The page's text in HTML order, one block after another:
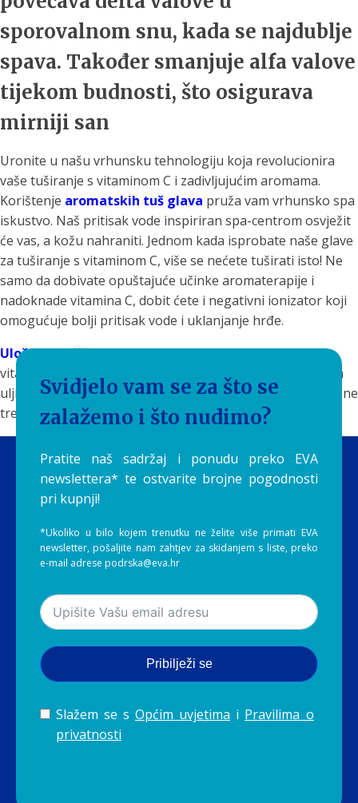
sporovalnom snu, kada se najdublje
spava. Također smanjuje alfa valove
tijekom budnosti, što osigurava
mirniji san
Uronite u našu vrhunsku tehnologiju koja revolucionira
vaše tuširanje s vitaminom C i zadivljujućim aromama.
Korištenje aromatskih tuš glava pruža vam vrhunsko spa
iskustvo. Naš pritisak vode inspiriran spa-centrom osvježit
će vas, a kožu nahraniti. Jednom kada isprobate naše glave
za tuširanje s vitaminom C, više se nećete tuširati isto! Ne
samo da dobivate opuštajuće učinke aromaterapije i
nadoknade vitamina C, dobit ćete i negativni ionizator koji
omogućuje bolji pritisak vode i uklanjanje hrđe.
Ulošci za tuš glave Aroma Senseformulirane su s
vitaminom C farmaceutske kvalitete i prirodnim eteričnim
uljima. Ova kombinacija obično tuširanje pretvara u blažene
trenutke aromaterapije.
Svidjelo vam se za što se
zalažemo i što nudimo?
Pratite naš sadržaj i ponudu preko EVA
newslettera* te ostvarite brojne pogodnosti
pri kupnji!
*Ukoliko u bilo kojem trenutku ne želite više primati EVA
newsletter, pošaljite nam zahtjev za skidanjem s liste, preko
e-mail adrese podrska@eva.hr
Pribilježi se
Slažem se s Općim uvjetima i Pravilima o
privatnosti